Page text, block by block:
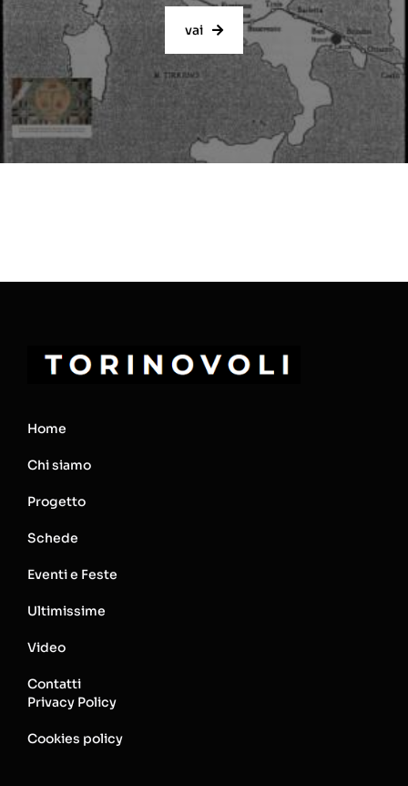
vai
Home
Chi siamo
Progetto
Schede
Eventi e Feste
Ultimissime
Video
Contatti
Privacy Policy
Cookies policy